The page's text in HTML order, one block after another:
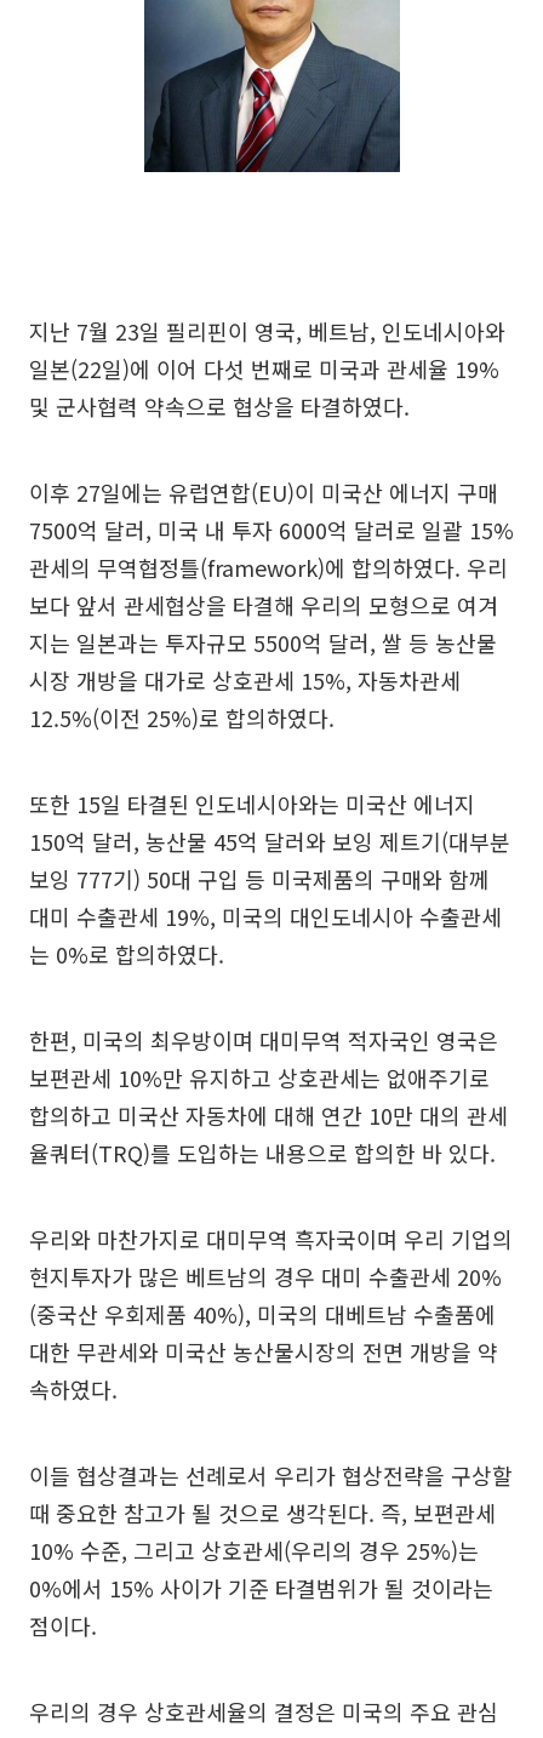
지난 7월 23일 필리핀이 영국, 베트남, 인도네시아와
일본(22일)에 이어 다섯 번째로 미국과 관세율 19%
및 군사협력 약속으로 협상을 타결하였다.
이후 27일에는 유럽연합(EU)이 미국산 에너지 구매
7500억 달러, 미국 내 투자 6000억 달러로 일괄 15%
관세의 무역협정틀(framework)에 합의하였다. 우리
보다 앞서 관세협상을 타결해 우리의 모형으로 여겨
지는 일본과는 투자규모 5500억 달러, 쌀 등 농산물
시장 개방을 대가로 상호관세 15%, 자동차관세
12.5%(이전 25%)로 합의하였다.
또한 15일 타결된 인도네시아와는 미국산 에너지
150억 달러, 농산물 45억 달러와 보잉 제트기(대부분
보잉 777기) 50대 구입 등 미국제품의 구매와 함께
대미 수출관세 19%, 미국의 대인도네시아 수출관세
는 0%로 합의하였다.
한편, 미국의 최우방이며 대미무역 적자국인 영국은
보편관세 10%만 유지하고 상호관세는 없애주기로
합의하고 미국산 자동차에 대해 연간 10만 대의 관세
율쿼터(TRQ)를 도입하는 내용으로 합의한 바 있다.
우리와 마찬가지로 대미무역 흑자국이며 우리 기업의
현지투자가 많은 베트남의 경우 대미 수출관세 20%
(중국산 우회제품 40%), 미국의 대베트남 수출품에
대한 무관세와 미국산 농산물시장의 전면 개방을 약
속하였다.
이들 협상결과는 선례로서 우리가 협상전략을 구상할
때 중요한 참고가 될 것으로 생각된다. 즉, 보편관세
10% 수준, 그리고 상호관세(우리의 경우 25%)는
0%에서 15% 사이가 기준 타결범위가 될 것이라는
점이다.
우리의 경우 상호관세율의 결정은 미국의 주요 관심